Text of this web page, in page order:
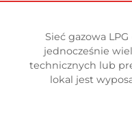
Sieć gazowa
jednocześnie
technicznych lub
lokal jest